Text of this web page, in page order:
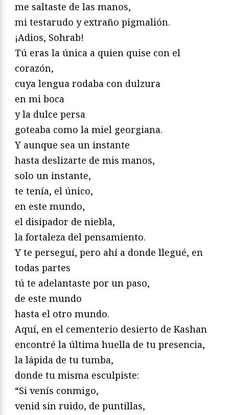
me saltaste de las manos,
mi testarudo y extraño pigmalión.
¡Adios, Sohrab!
Tú eras la única a quien quise con el
corazón,
cuya lengua rodaba con dulzura
en mi boca
y la dulce persa
goteaba como la miel georgiana.
Y aunque sea un instante
hasta deslizarte de mis manos,
solo un instante,
te tenía, el único,
en este mundo,
el disipador de niebla,
la fortaleza del pensamiento.
Y te perseguí, pero ahí a donde llegué, en
todas partes
tú te adelantaste por un paso,
de este mundo
hasta el otro mundo.
Aquí, en el cementerio desierto de Kashan
encontré la última huella de tu presencia,
la lápida de tu tumba,
donde tu misma esculpiste:
“Si venís conmigo,
venid sin ruido, de puntillas,